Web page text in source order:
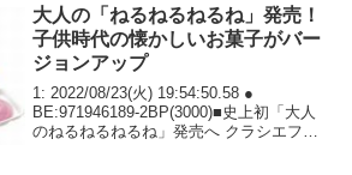
症状が改善しないこともあって、ちょっ
としたストレスでした。仕...
大人の「ねるねるねるね」発売！
子供時代の懐かしいお菓子がバー
ジョンアップ
1: 2022/08/23(火) 19:54:50.58 ●
BE:971946189-2BP(3000)■史上初「大人
のねるねるねるね」発売へ クラシエフー